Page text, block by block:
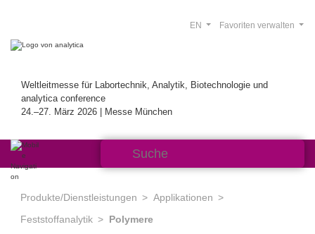
Weltleitmesse für Labortechnik, Analytik, Biotechnologie und
analytica conference
24.–27. März 2026 | Messe München
Favoriten verwalten
EN
Produkte/Dienstleistungen
Applikationen
Feststoffanalytik
Polymere